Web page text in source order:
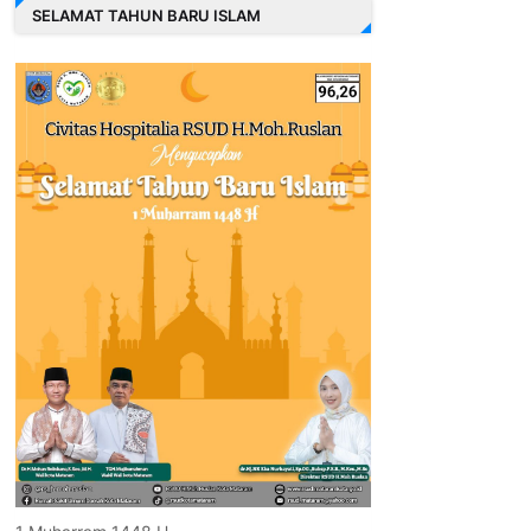
SELAMAT TAHUN BARU ISLAM